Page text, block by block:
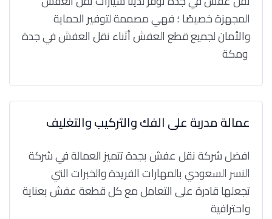
المجهزة خصيصًا ؛ فهي مصممة لتوفير الحماية
والأمان لجميع قطع العفش أثناء نقل العفش في جدة
عمالة مدربة على الفك والتركيب والتغليف
افضل شركة نقل عفش بجدة تتميز العمالة في شركة
النسر السعودي بالمهارات الفريدة والخبرات التي
تجعلها قادرة على التعامل مع كل قطعة عفش بعناية
واحترافية